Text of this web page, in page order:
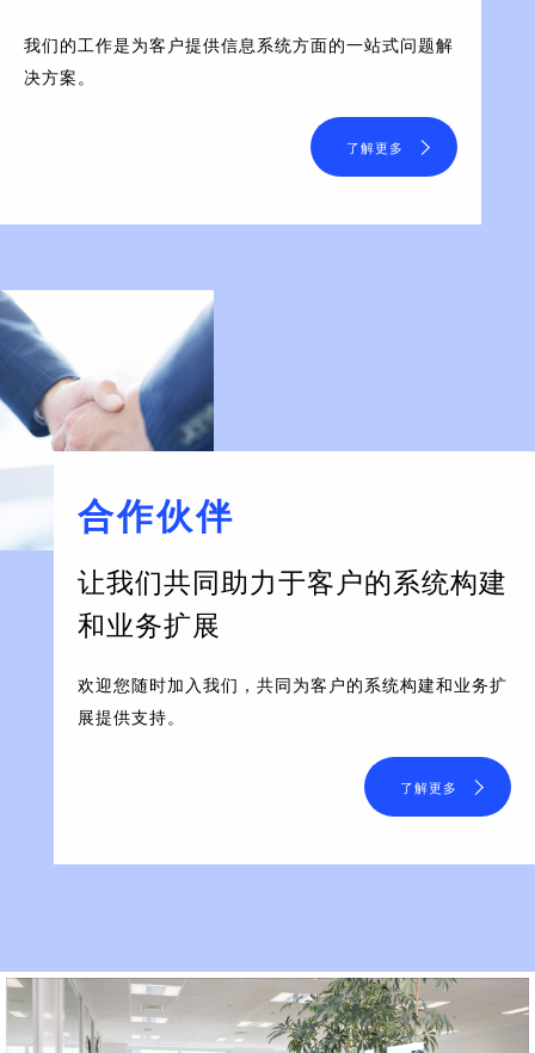
我们的工作是为客户提供信息系统方面的一站式问题解
决方案。
了解更多
合作伙伴
让我们共同助力于客户的系统构建
和业务扩展
欢迎您随时加入我们，共同为客户的系统构建和业务扩
展提供支持。
了解更多